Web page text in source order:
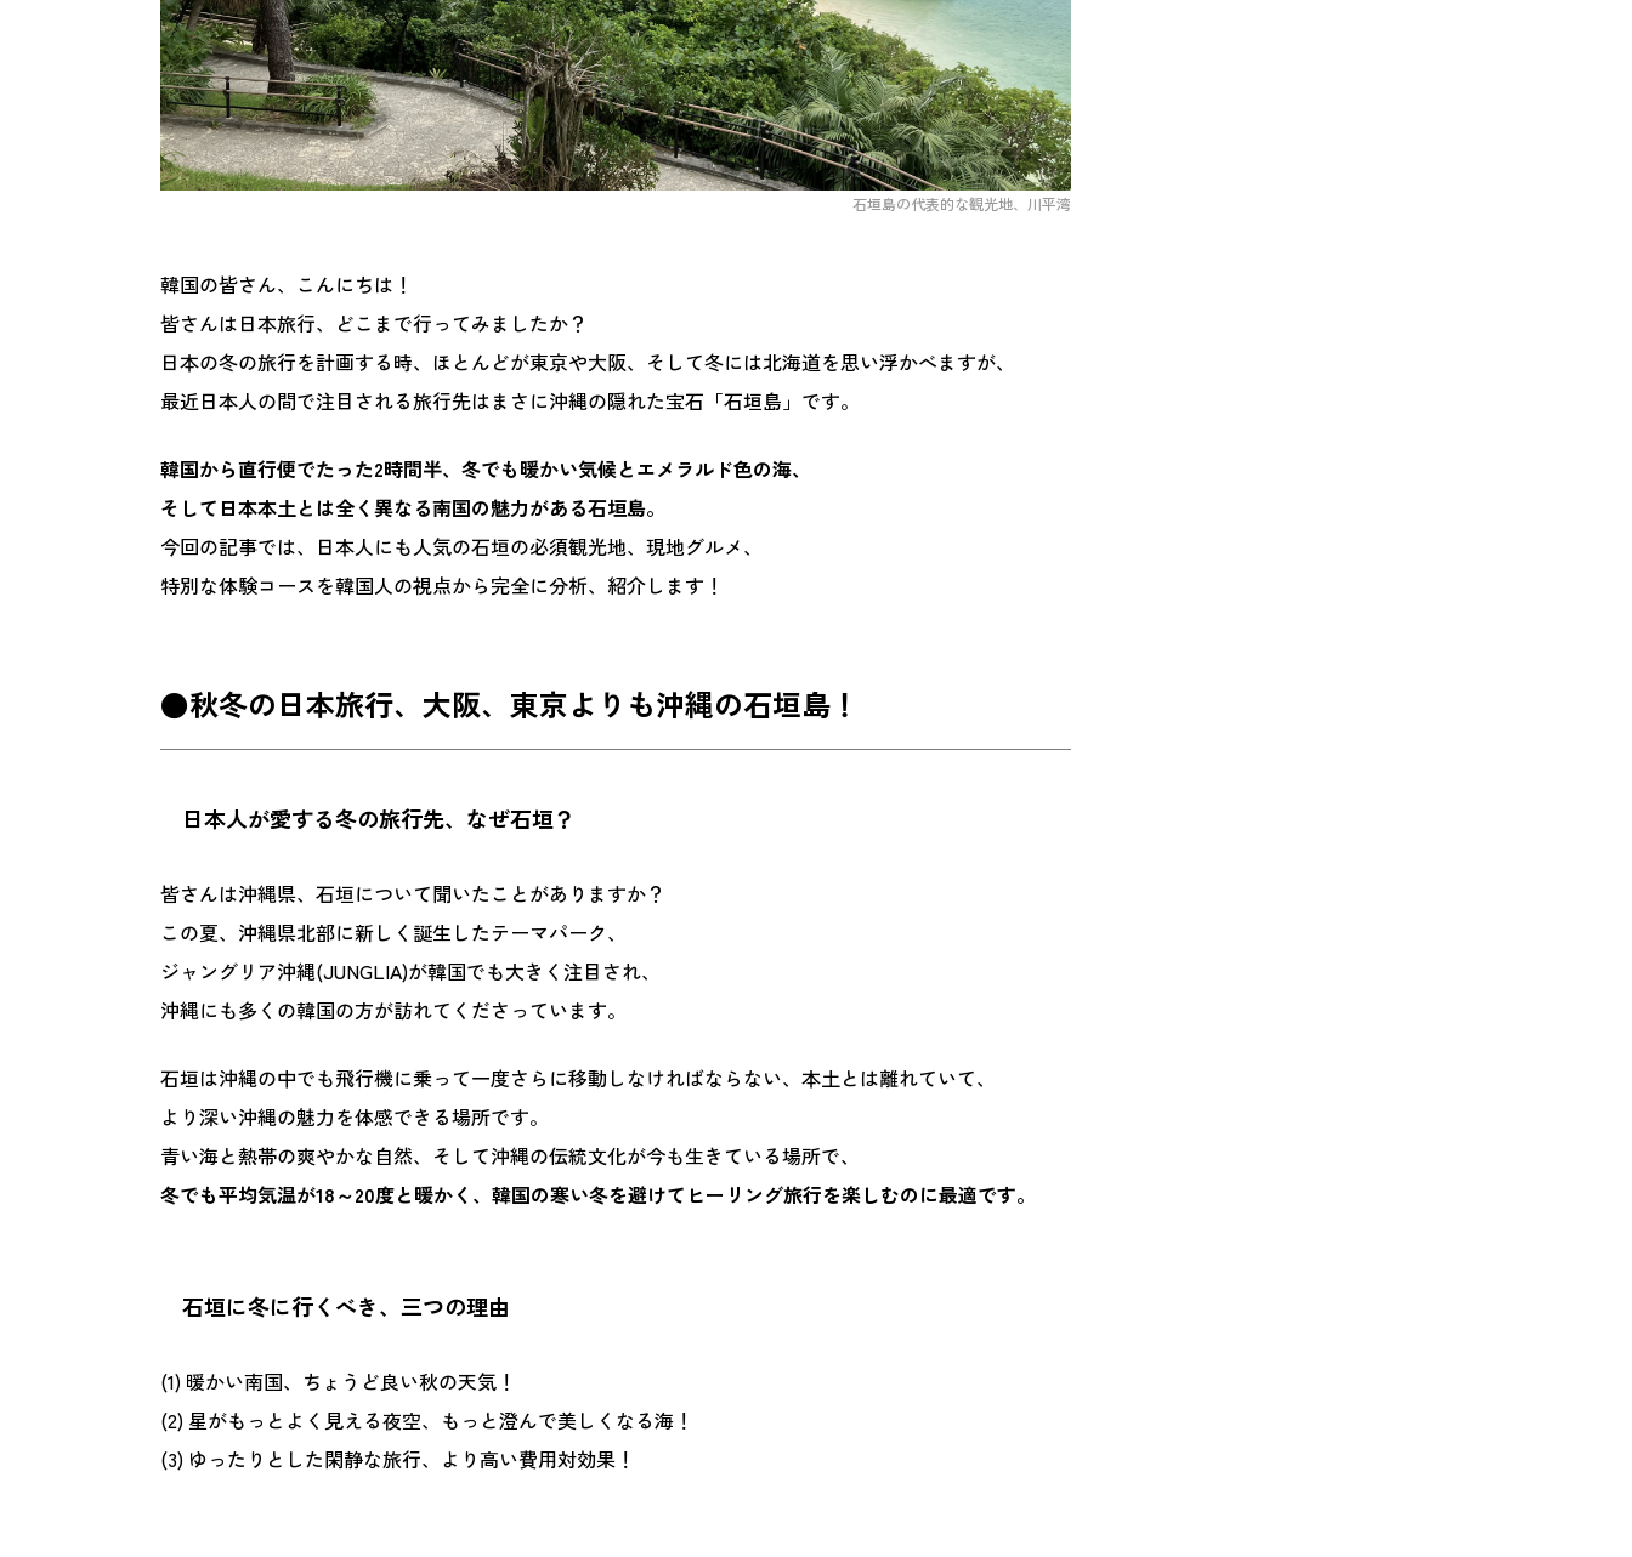
石垣島の代表的な観光地、川平湾
韓国の皆さん、こんにちは！
皆さんは日本旅行、どこまで行ってみましたか？
日本の冬の旅行を計画する時、ほとんどが東京や大阪、そして冬には北海道を思い浮かべますが、
最近日本人の間で注目される旅行先はまさに沖縄の隠れた宝石「石垣島」です。
韓国から直行便でたった2時間半、冬でも暖かい気候とエメラルド色の海、
そして日本本土とは全く異なる南国の魅力がある石垣島。
今回の記事では、日本人にも人気の石垣の必須観光地、現地グルメ、
特別な体験コースを韓国人の視点から完全に分析、紹介します！
●秋冬の日本旅行、大阪、東京よりも沖縄の石垣島！
日本人が愛する冬の旅行先、なぜ石垣？
皆さんは沖縄県、石垣について聞いたことがありますか？
この夏、沖縄県北部に新しく誕生したテーマパーク、
ジャングリア沖縄(JUNGLIA)が韓国でも大きく注目され、
沖縄にも多くの韓国の方が訪れてくださっています。
石垣は沖縄の中でも飛行機に乗って一度さらに移動しなければならない、本土とは離れていて、
より深い沖縄の魅力を体感できる場所です。
青い海と熱帯の爽やかな自然、そして沖縄の伝統文化が今も生きている場所で、
冬でも平均気温が18～20度と暖かく、韓国の寒い冬を避けてヒーリング旅行を楽しむのに最適です。
石垣に冬に行くべき、三つの理由
(1) 暖かい南国、ちょうど良い秋の天気！
(2) 星がもっとよく見える夜空、もっと澄んで美しくなる海！
(3) ゆったりとした閑静な旅行、より高い費用対効果！